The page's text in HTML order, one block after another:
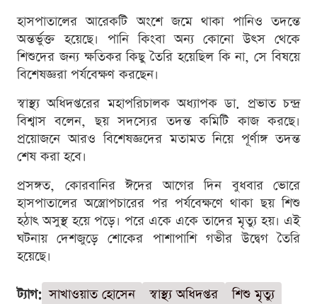
হাসপাতালের আরেকটি অংশে জমে থাকা পানিও তদন্তে
অন্তর্ভুক্ত হয়েছে। পানি কিংবা অন্য কোনো উৎস থেকে
শিশুদের জন্য ক্ষতিকর কিছু তৈরি হয়েছিল কি না, সে বিষয়ে
বিশেষজ্ঞরা পর্যবেক্ষণ করছেন।
স্বাস্থ্য অধিদপ্তরের মহাপরিচালক অধ্যাপক ডা. প্রভাত চন্দ্র
বিশ্বাস বলেন, ছয় সদস্যের তদন্ত কমিটি কাজ করছে।
প্রয়োজনে আরও বিশেষজ্ঞদের মতামত নিয়ে পূর্ণাঙ্গ তদন্ত
শেষ করা হবে।
প্রসঙ্গত, কোরবানির ঈদের আগের দিন বুধবার ভোরে
হাসপাতালের অস্ত্রোপচারের পর পর্যবেক্ষণে থাকা ছয় শিশু
হঠাৎ অসুস্থ হয়ে পড়ে। পরে একে একে তাদের মৃত্যু হয়। এই
ঘটনায় দেশজুড়ে শোকের পাশাপাশি গভীর উদ্বেগ তৈরি
হয়েছে।
ট্যাগ: সাখাওয়াত হোসেন স্বাস্থ্য অধিদপ্তর
শিশু মৃত্যু